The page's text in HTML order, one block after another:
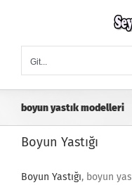
Git...
boyun yastık modelleri
Boyun Yastığı
Boyun Yastığı, boyun